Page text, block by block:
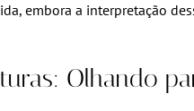
embora a interpretação
Olhando